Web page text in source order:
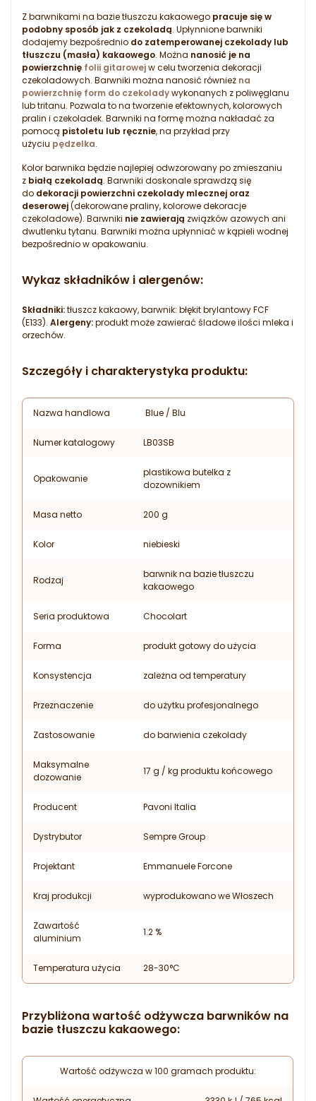
Z barwnikami na bazie tłuszczu kakaowego pracuje się w
podobny sposób jak z czekoladą. Upłynnione barwniki
dodajemy bezpośrednio do zatemperowanej czekolady lub
tłuszczu (masła) kakaowego. Można nanosić je na
powierzchnię folii gitarowejw celu tworzenia dekoracji
czekoladowych. Barwniki można nanosić również na
powierzchnię form do czekoladywykonanych z poliwęglanu
lub tritanu. Pozwala to na tworzenie efektownych, kolorowych
pralin i czekoladek. Barwniki na formę można nakładać za
pomocą pistoletu lub ręcznie, na przykład przy
użyciu pędzelka.
Kolor barwnika będzie najlepiej odwzorowany po zmieszaniu
z białą czekoladą. Barwniki doskonale sprawdzą się
do dekoracji powierzchni czekolady mlecznej oraz
deserowej(dekorowane praliny, kolorowe dekoracje
czekoladowe). Barwniki nie zawierają związków azowych ani
dwutlenku tytanu. Barwniki można upłynniać w kąpieli wodnej
bezpośrednio w opakowaniu.
Wykaz składników i alergenów:
Składniki:tłuszcz kakaowy, barwnik: błękit brylantowy FCF
(E133). Alergeny:produkt może zawierać śladowe ilości mleka i
orzechów.
Szczegóły i charakterystyka produktu:
Nazwa handlowa Blue / Blu
Numer katalogowy LB03SB
Opakowanie
plastikowa butelka z
dozownikiem
Masa netto 200 g
Kolor niebieski
Rodzaj
barwnik na bazie tłuszczu
kakaowego
Seria produktowa Chocolart
Forma produkt gotowy do użycia
Konsystencja zależna od temperatury
Przeznaczenie do użytku profesjonalnego
Zastosowanie do barwienia czekolady
Maksymalne
dozowanie
17 g / kg produktu końcowego
Producent Pavoni Italia
Dystrybutor Sempre Group
Projektant Emmanuele Forcone
Kraj produkcji wyprodukowano we Włoszech
Zawartość
aluminium
1.2 %
Temperatura użycia 28-30°C
Przybliżona wartość odżywcza barwników na
bazie tłuszczu kakaowego:
Wartość odżywcza w 100 gramach produktu: